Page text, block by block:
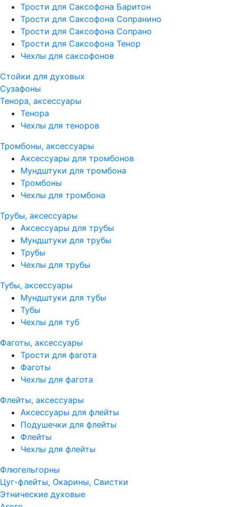
Трости для Саксофона Баритон
Трости для Саксофона Сопранино
Трости для Саксофона Сопрано
Трости для Саксофона Тенор
Чехлы для саксофонов
Стойки для духовых
Сузафоны
Тенора, аксессуары
Тенора
Чехлы для теноров
Тромбоны, аксессуары
Аксессуары для тромбонов
Мундштуки для тромбона
Тромбоны
Чехлы для тромбона
Трубы, аксессуары
Аксессуары для трубы
Мундштуки для трубы
Трубы
Чехлы для трубы
Тубы, аксессуары
Мундштуки для тубы
Тубы
Чехлы для туб
Фаготы, аксессуары
Трости для фагота
Фаготы
Чехлы для фагота
Флейты, аксессуары
Аксессуары для флейты
Подушечки для флейты
Флейты
Чехлы для флейты
Флюгельгорны
Цуг-флейты, Окарины, Свистки
Этнические духовые